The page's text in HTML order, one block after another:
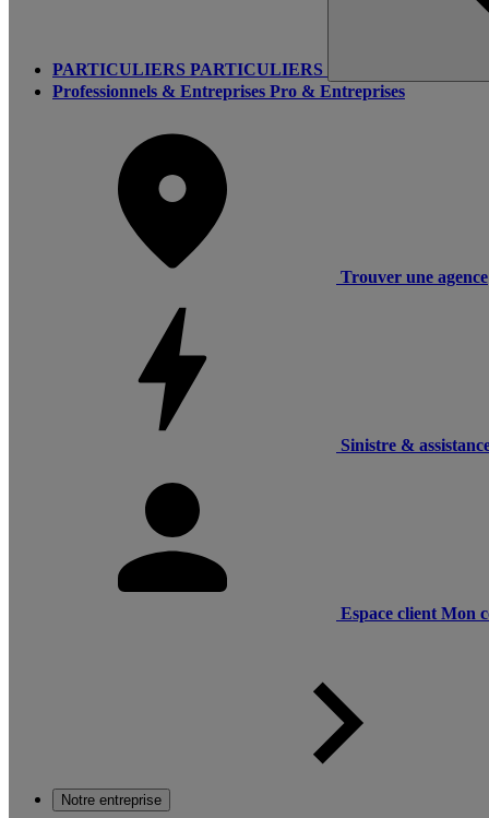
PARTICULIERS PARTICULIERS
Professionnels & Entreprises Pro & Entreprises
Trouver une agence
Sinistre &
Espace client Mon
Notre entreprise